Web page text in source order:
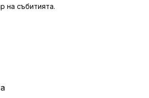
на събитията.